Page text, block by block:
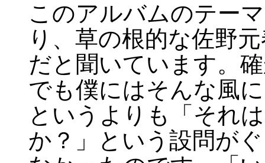
このアルバムのテー
り、草の根的な佐野
だと聞いています。
でも僕にはそんな風
というよりも「それ
か？」という設問が